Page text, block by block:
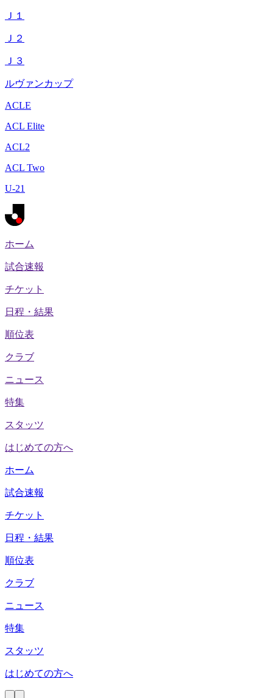
Ｊ１
Ｊ２
Ｊ３
ルヴァンカップ
ACLE
ACL Elite
ACL2
ACL Two
U-21
ホーム
試合速報
チケット
日程・結果
順位表
クラブ
ニュース
特集
スタッツ
はじめての方へ
ホーム
試合速報
チケット
日程・結果
順位表
クラブ
ニュース
特集
スタッツ
はじめての方へ